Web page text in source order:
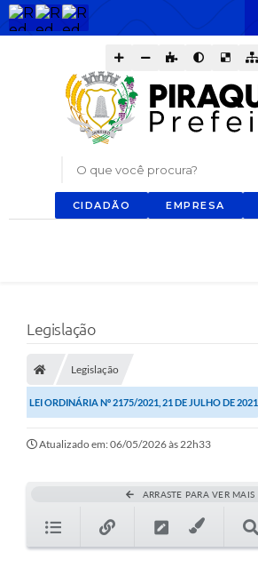
O que você procura?
CIDADÃO EMPRESA
Legislação
Legislação
LEI ORDINÁRIA Nº 2175/2021, 21 DE JULHO DE 2021
Atualizado em: 06/05/2026 às 22h33
ARRASTE PARA VER MAIS